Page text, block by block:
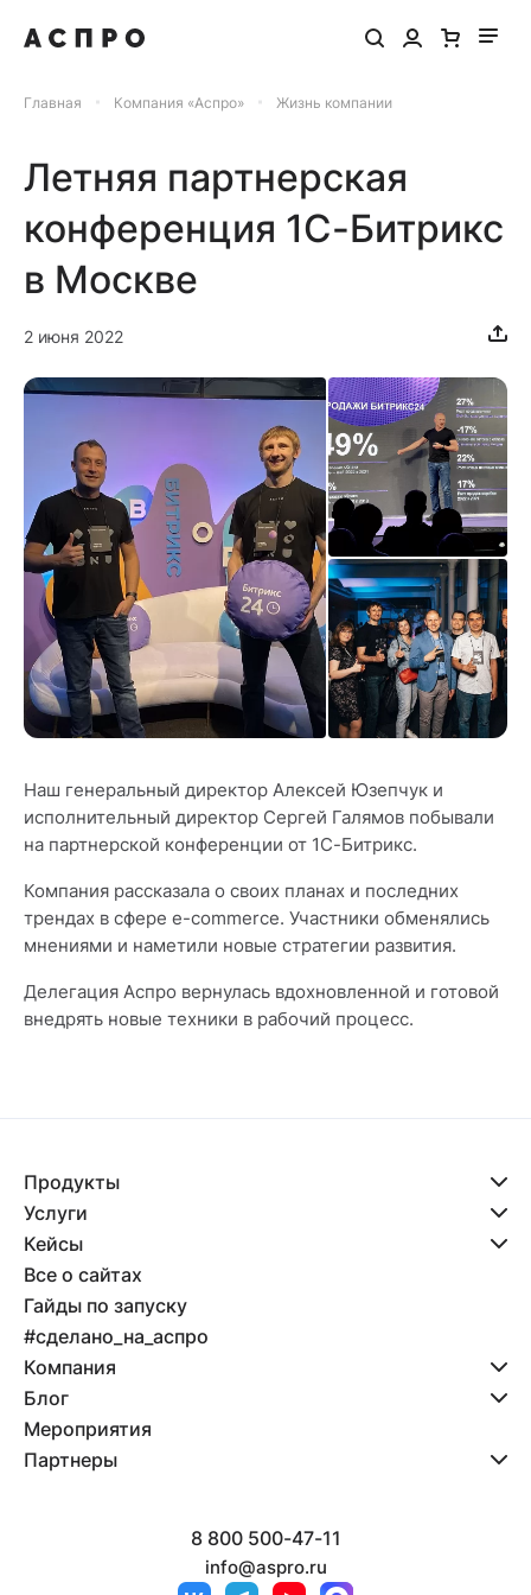
Главная Компания «Аспро» Жизнь компании
Летняя партнерская
конференция 1С-Битрикс
в Москве
2 июня 2022
Наш генеральный директор Алексей Юзепчук и
исполнительный директор Сергей Галямов побывали
на партнерской конференции от 1С-Битрикс.
Компания рассказала о своих планах и последних
трендах в сфере e-commerce. Участники обменялись
мнениями и наметили новые стратегии развития.
Делегация Аспро вернулась вдохновленной и готовой
внедрять новые техники в рабочий процесс.
Продукты
Услуги
Кейсы
Все о сайтах
Гайды по запуску
#сделано_на_аспро
Компания
Блог
Мероприятия
Партнеры
8 800 500-47-11
info@aspro.ru